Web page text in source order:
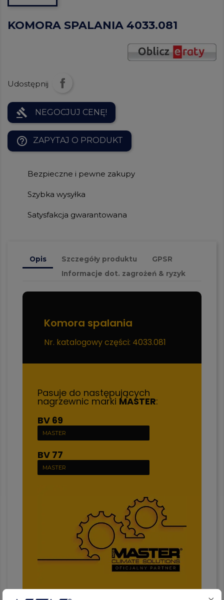
KOMORA SPALANIA 4033.081
Udostępnij
gavel NEGOCJUJ CENĘ!
help_outline ZAPYTAJ O PRODUKT
Bezpieczne i pewne zakupy
Szybka wysyłka
Satysfakcja gwarantowana
Opis Szczegóły produktu
GPSR
Informacje dot. zagrożeń & ryzyk
Komora spalania
Nr. katalogowy części: 4033.081
Pasuje do następujących
nagrzewnic marki MASTER:
BV 69
MASTER
BV 77
MASTER